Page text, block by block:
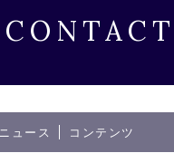
CONTACT
ニュース コンテンツ